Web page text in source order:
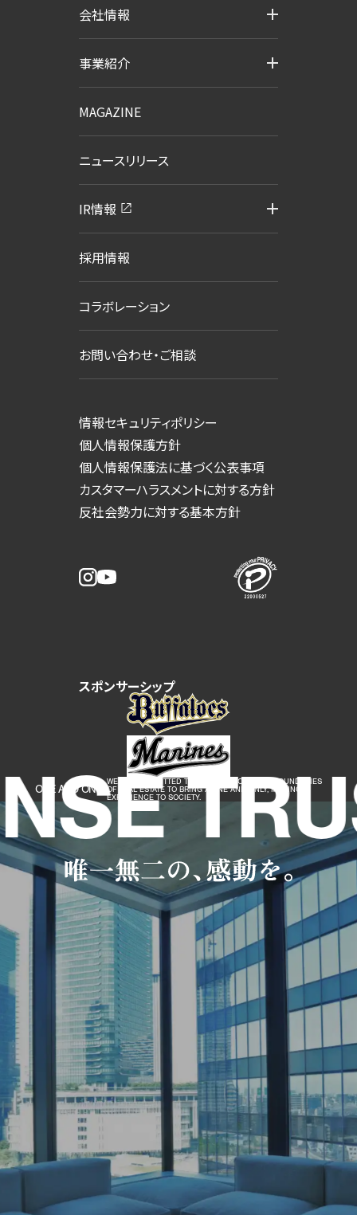
会社情報
事業紹介
MAGAZINE
ニュースリリース
IR情報
採用情報
コラボレーション
お問い合わせ・ご相談
情報セキュリティポリシー
個人情報保護方針
個人情報保護法に基づく公表事項
カスタマーハラスメントに対する方針
反社会勢力に対する基本方針
ONE AND ONLY
WE ARE COMMITTED TO GOING BEYOND THE BOUNDARIES
OF REAL ESTATE TO BRING A ONE AND ONLY, MOVING
EXPERIENCE TO SOCIETY.
スポンサーシップ